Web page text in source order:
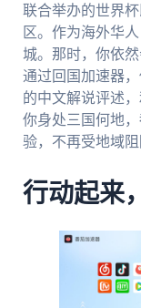
联合举办的世界
区。作为海外华
城。那时，你依
通过回国加速器
的中文解说评述
你身处三国何地
验，不再受地域阻
行动起来